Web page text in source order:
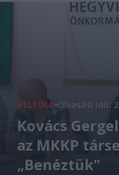
BELFÖLD Olvasási idő:
Kovács
az MKKP
„Benéztük"